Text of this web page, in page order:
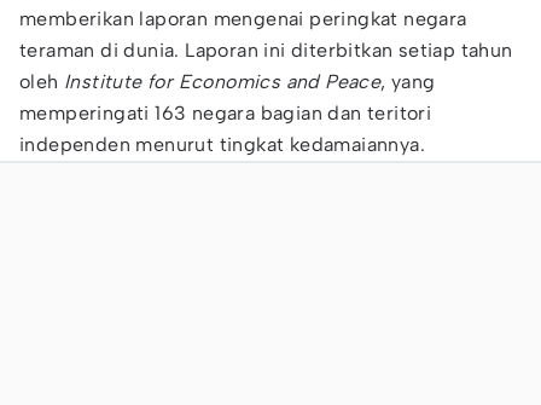
memberikan laporan mengenai peringkat negara
teraman di dunia. Laporan ini diterbitkan setiap tahun
oleh Institute for Economics and Peace, yang
memperingati 163 negara bagian dan teritori
independen menurut tingkat kedamaiannya.